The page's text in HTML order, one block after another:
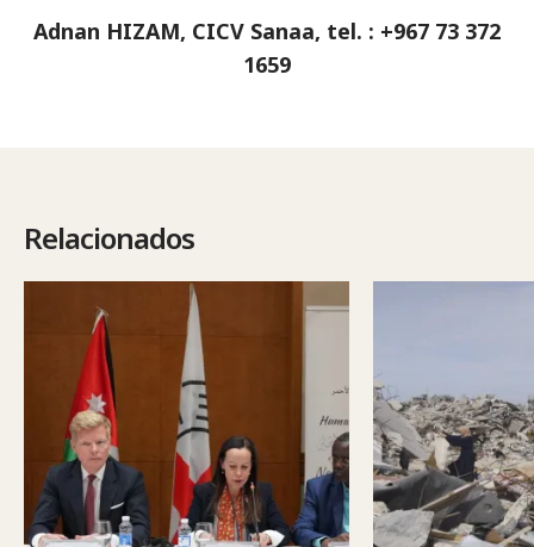
Adnan HIZAM, CICV Sanaa, tel. : +967 73 372
1659
Relacionados